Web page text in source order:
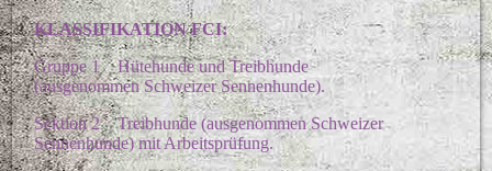
KLASSIFIKATION FCI:
Gruppe 1 Hütehunde und Treibhunde
(ausgenommen Schweizer Sennenhunde).
Sektion 2 Treibhunde (ausgenommen Schweizer
Sennenhunde) mit Arbeitsprüfung.